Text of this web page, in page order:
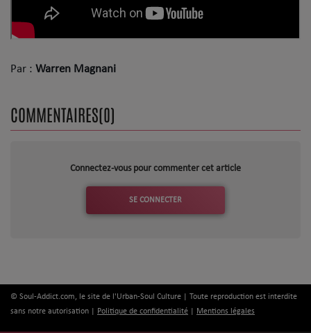
Dossier de Presse
Par : Warren Magnani
COMMENTAIRES(0)
Connectez-vous pour commenter cet article
SE CONNECTER
© Soul-Addict.com, le site de l'Urban-Soul Culture | Toute reproduction est interdite
sans notre autorisation |
Politique de confidentialité Mentions légales